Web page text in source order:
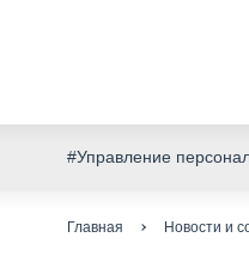
#Управление
Главная Новости и